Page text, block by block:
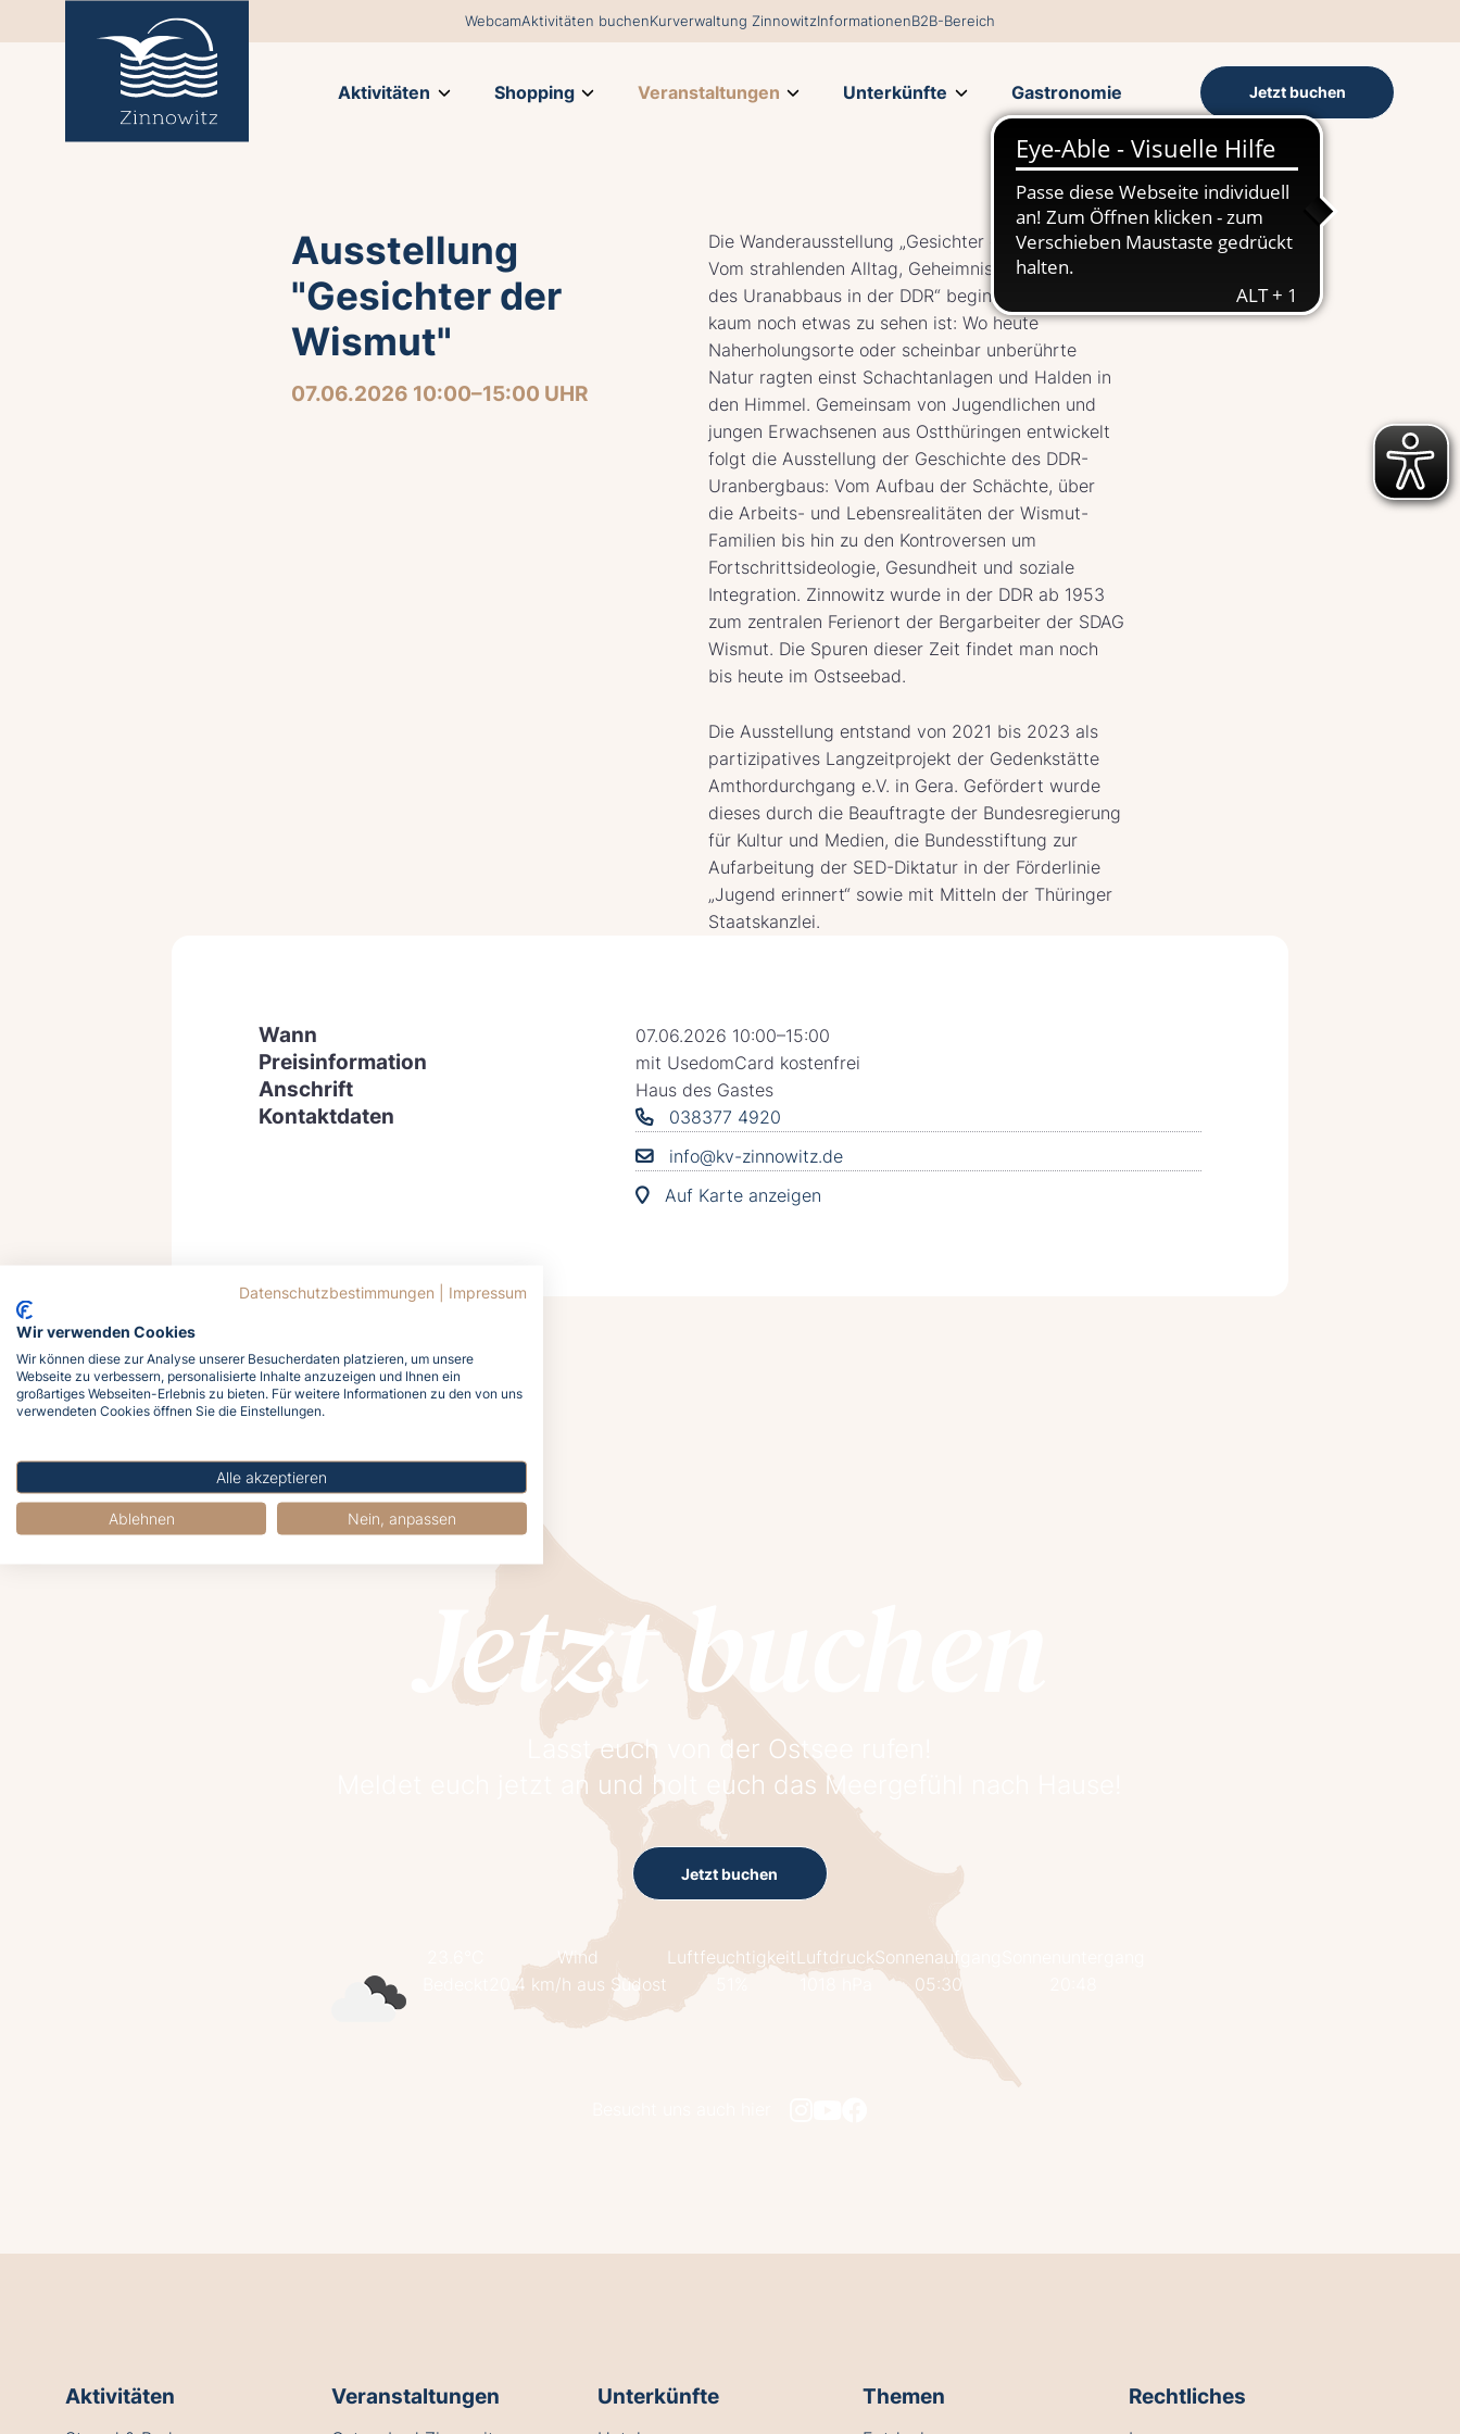
WebcamAktivitäten buchenKurverwaltung ZinnowitzInformationenB2B-Bereich
Aktivitäten Shopping Veranstaltungen Unterkünfte Gastronomie Jetzt buchen
07.06.2026 10:00–15:00 UHR
Ausstellung
"Gesichter der
Wismut"
Die Wanderausstellung „Gesichter der Wismut –
Vom strahlenden Alltag, Geheimnissen und Folgen
des Uranabbaus in der DDR“ beginnt dort, wo
kaum noch etwas zu sehen ist: Wo heute
Naherholungsorte oder scheinbar unberührte
Natur ragten einst Schachtanlagen und Halden in
den Himmel. Gemeinsam von Jugendlichen und
jungen Erwachsenen aus Ostthüringen entwickelt
folgt die Ausstellung der Geschichte des DDR-
Uranbergbaus: Vom Aufbau der Schächte, über
die Arbeits- und Lebensrealitäten der Wismut-
Familien bis hin zu den Kontroversen um
Fortschrittsideologie, Gesundheit und soziale
Integration. Zinnowitz wurde in der DDR ab 1953
zum zentralen Ferienort der Bergarbeiter der SDAG
Wismut. Die Spuren dieser Zeit findet man noch
bis heute im Ostseebad.
Die Ausstellung entstand von 2021 bis 2023 als
partizipatives Langzeitprojekt der Gedenkstätte
Amthordurchgang e.V. in Gera. Gefördert wurde
dieses durch die Beauftragte der Bundesregierung
für Kultur und Medien, die Bundesstiftung zur
Aufarbeitung der SED-Diktatur in der Förderlinie
„Jugend erinnert“ sowie mit Mitteln der Thüringer
Staatskanzlei.
Wann 07.06.2026 10:00–15:00
Preisinformation mit UsedomCard kostenfrei
Anschrift Haus des Gastes
Kontaktdaten
038377 4920
info@kv-zinnowitz.de
Auf Karte anzeigen
Jetzt buchen
Lasst euch von der Ostsee rufen!
Meldet euch jetzt an und holt euch das Meergefühl nach Hause!
Jetzt buchen
Wind
20.4 km/h aus Südost
LuftfeuchtigkeitLuftdruckSonnenaufgang
05:30
Aktivitäten Veranstaltungen Unterkünfte Themen Rechtliches
Datenschutzbestimmungen Impressum
Wir verwenden Cookies
Wir können diese zur Analyse unserer Besucherdaten platzieren, um unsere
Webseite zu verbessern, personalisierte Inhalte anzuzeigen und Ihnen ein
großartiges Webseiten-Erlebnis zu bieten. Für weitere Informationen zu den von uns
verwendeten Cookies öffnen Sie die Einstellungen.
Alle akzeptieren
Ablehnen Nein, anpassen